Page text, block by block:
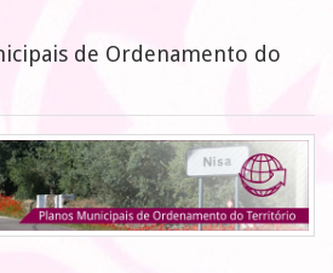
de Ordenamento do